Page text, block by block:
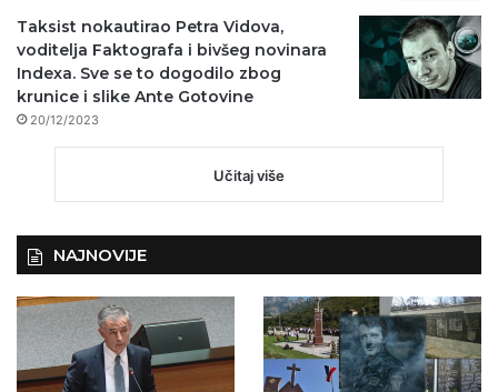
Taksist nokautirao Petra Vidova,
voditelja Faktografa i bivšeg novinara
Indexa. Sve se to dogodilo zbog
krunice i slike Ante Gotovine
20/12/2023
Učitaj više
NAJNOVIJE